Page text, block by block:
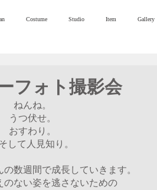
Costume Studio Item Gallery
フォト撮影会
ねんね。
うつ伏せ。
おすわり。
して人見知り。
数週間で成長していきます。
のない姿を逃さないための